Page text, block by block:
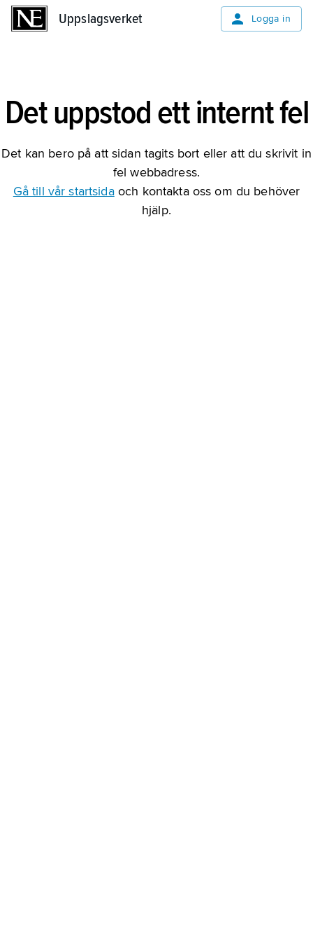
Uppslagsverket Logga in
Det uppstod ett internt fel
Det kan bero på att sidan tagits bort eller att du skrivit in
fel webbadress.
Gå till vår startsidaoch kontakta oss om du behöver
hjälp.